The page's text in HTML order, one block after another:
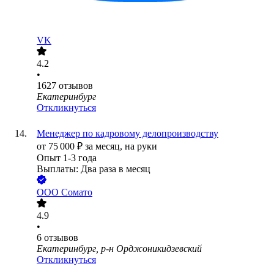
VK
4.2
•
1627 отзывов
Екатеринбург
Откликнуться
Менеджер по кадровому делопроизводству
от 75 000 ₽ за месяц, на руки
Опыт 1-3 года
Выплаты: Два раза в месяц
ООО Сомато
4.9
•
6 отзывов
Екатеринбург, р-н Орджоникидзевский
Откликнуться